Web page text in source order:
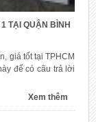
TẠI QUẬN BÌNH
giá tốt tại TPHCM
để có câu trả lời
Xem thêm